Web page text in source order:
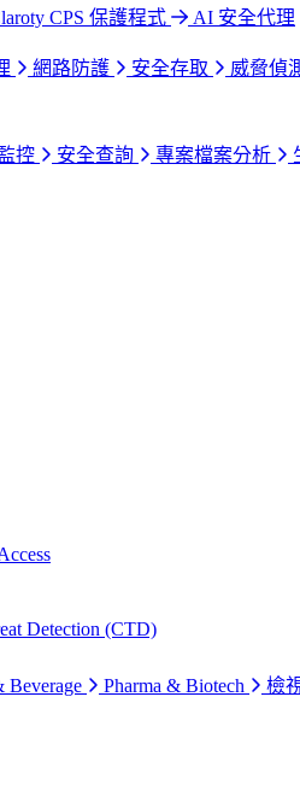
CPS 保護程式
AI 安全代理
網路防護 安全存取
威脅偵
控 安全查詢 專案檔案分析
Detection (CTD)
Beverage Pharma & Biotech
檢